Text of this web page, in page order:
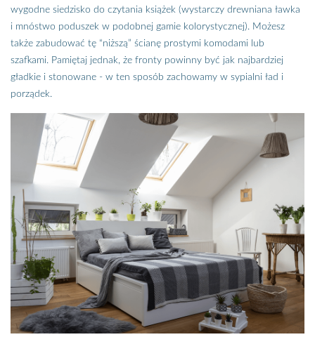
wygodne siedzisko do czytania książek (wystarczy drewniana ławka
i mnóstwo poduszek w podobnej gamie kolorystycznej). Możesz
także zabudować tę “niższą” ścianę prostymi komodami lub
szafkami. Pamiętaj jednak, że fronty powinny być jak najbardziej
gładkie i stonowane - w ten sposób zachowamy w sypialni ład i
porządek.